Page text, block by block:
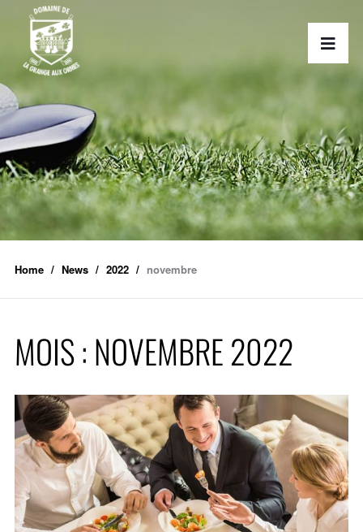
Home News 2022 novembre
MOIS : NOVEMBRE 2022